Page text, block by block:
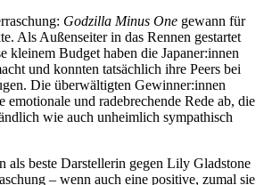
Godzilla Minus One gewann für
Als Außenseiter in das Rennen gestartet
kleinem Budget haben die Japaner:innen
und konnten tatsächlich ihre Peers bei
Die überwältigten Gewinner:innen
emotionale und radebrechende Rede ab, die
wie auch unheimlich sympathisch
als beste Darstellerin gegen Lily Gladstone
– wenn auch eine positive, zumal sie